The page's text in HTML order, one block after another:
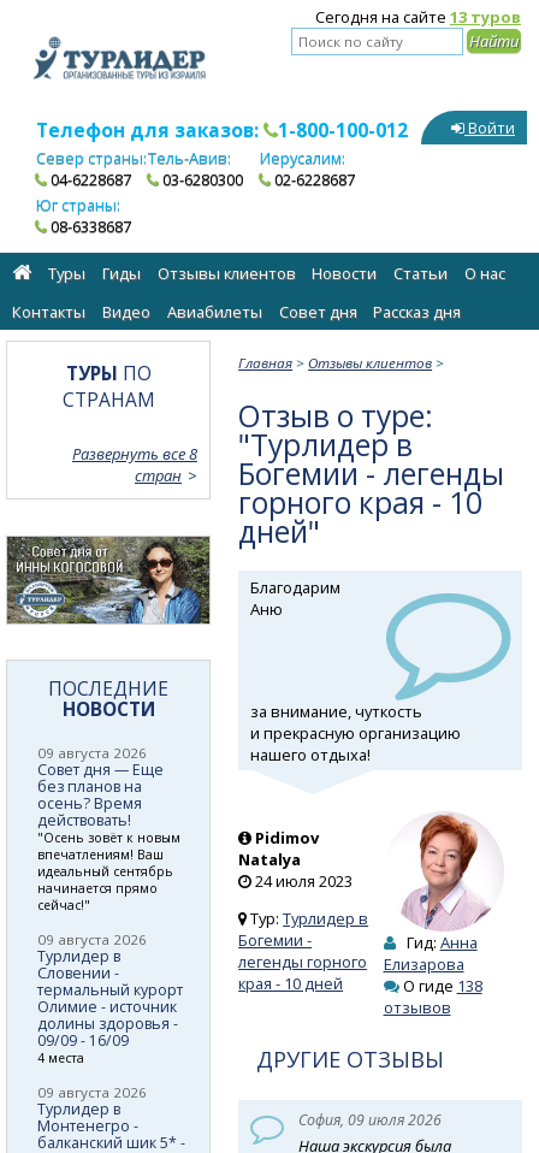
Сегодня на сайте 13 туров
Телефон для заказов: 1-800-100-012
Север страны:
04-6228687
Тель-Авив:
03-6280300
Иерусалим:
02-6228687
Юг страны:
08-6338687
Войти
Туры Гиды Отзывы клиентов Новости Статьи
О нас
Контакты
Видео Авиабилеты Cовет дня Рассказ дня
Главная > Отзывы клиентов >
Отзыв о туре:
"Турлидер в
Богемии - легенды
горного края - 10
дней"
Благодарим
Аню
за внимание, чуткость
и прекрасную организацию
нашего отдыха!
Pidimov
Natalya
24 июля 2023
Тур:Турлидер в
Богемии -
легенды горного
края - 10 дней
Гид: Анна
Елизарова
О гиде 138
отзывов
ДРУГИЕ ОТЗЫВЫ
София, 09 июля 2026
Наша экскурсия была
ТУРЫ ПО
СТРАНАМ
Развернуть все 8
стран
ПОСЛЕДНИЕ
НОВОСТИ
09 августа 2026
Совет дня — Еще
без планов на
осень? Время
действовать!
"Осень зовёт к новым
впечатлениям! Ваш
идеальный сентябрь
начинается прямо
сейчас!"
09 августа 2026
Турлидер в
Словении -
термальный курорт
Олимие - источник
долины здоровья -
09/09 - 16/09
4 места
09 августа 2026
Турлидер в
Монтенегро -
балканский шик 5* -